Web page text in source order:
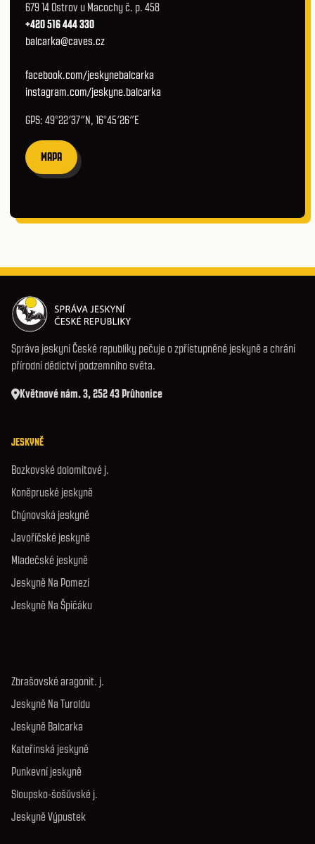
679 14 Ostrov u Macochy č. p. 458
+420 516 444 330
balcarka@caves.cz
facebook.com/jeskynebalcarka
instagram.com/jeskyne.balcarka
GPS: 49°22′37″N, 16°45′26″E
MAPA
Správa jeskyní České republiky pečuje o zpřístupněné jeskyně a chrání
přírodní dědictví podzemního světa.
Květnové nám. 3, 252 43 Průhonice
JESKYNĚ
Bozkovské dolomitové j.
Koněpruské jeskyně
Chýnovská jeskyně
Javoříčské jeskyně
Mladečské jeskyně
Jeskyně Na Pomezí
Jeskyně Na Špičáku
Zbrašovské aragonit. j.
Jeskyně Na Turoldu
Jeskyně Balcarka
Kateřinská jeskyně
Punkevní jeskyně
Sloupsko-šošůvské j.
Jeskyně Výpustek